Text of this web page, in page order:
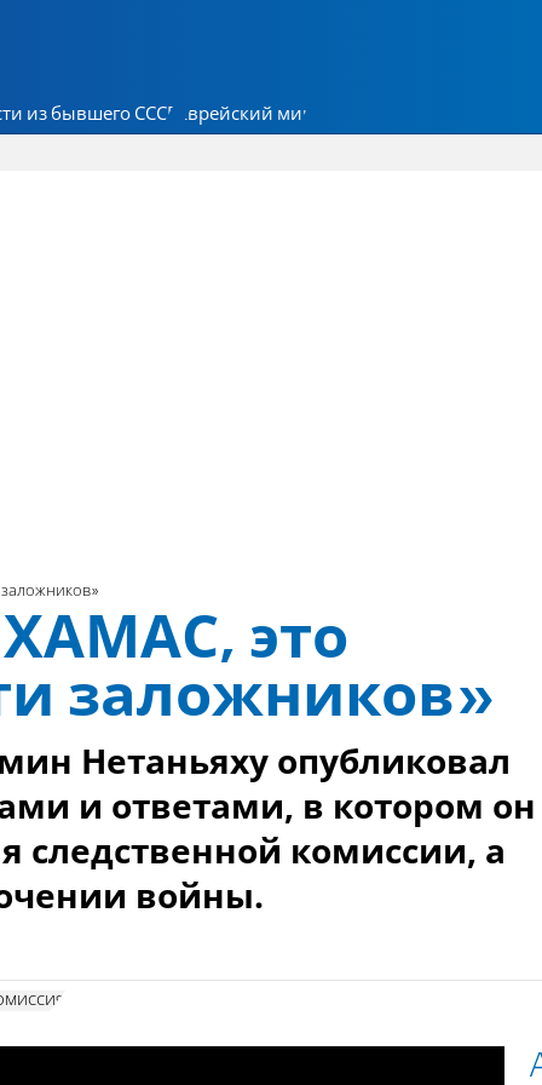
из бывшего СССР Еврейский мир
это
заложников»
Нетаньяху опубликовал
и ответами, в котором он
следственной комиссии, а
войны.